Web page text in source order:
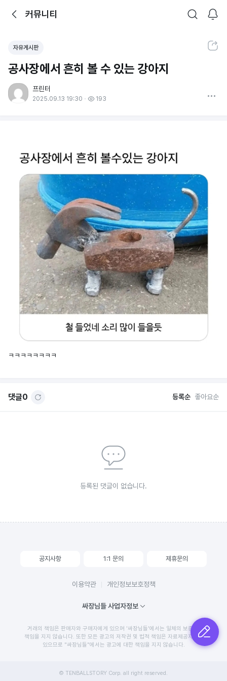
뒤로가기커뮤니티
커뮤니티
검색
알림
글쓰기
공유하기
자유게시판
공사장에서 흔히 볼 수 있는 강아지
프린터
2025.09.13 19:30 193
ㅋㅋㅋㅋㅋㅋㅋㅋ
댓글0 등록순 좋아요순
등록된 댓글이 없습니다.
공지사항 1:1 문의 제휴문의
이용약관 개인정보보호정책
싸장님들 사업자정보
거래의 책임은 판매자와 구매자에게 있으며 '싸장님들'에서는 일체의 보증 및
책임을 지지 않습니다. 또한 모든 광고의 저작권 및 법적 책임은 자료제공자에게
있으므로 "싸장님들"에서는 광고에 대한 책임을 지지 않습니다.
© TENBALLSTORY Corp. all right reserved.